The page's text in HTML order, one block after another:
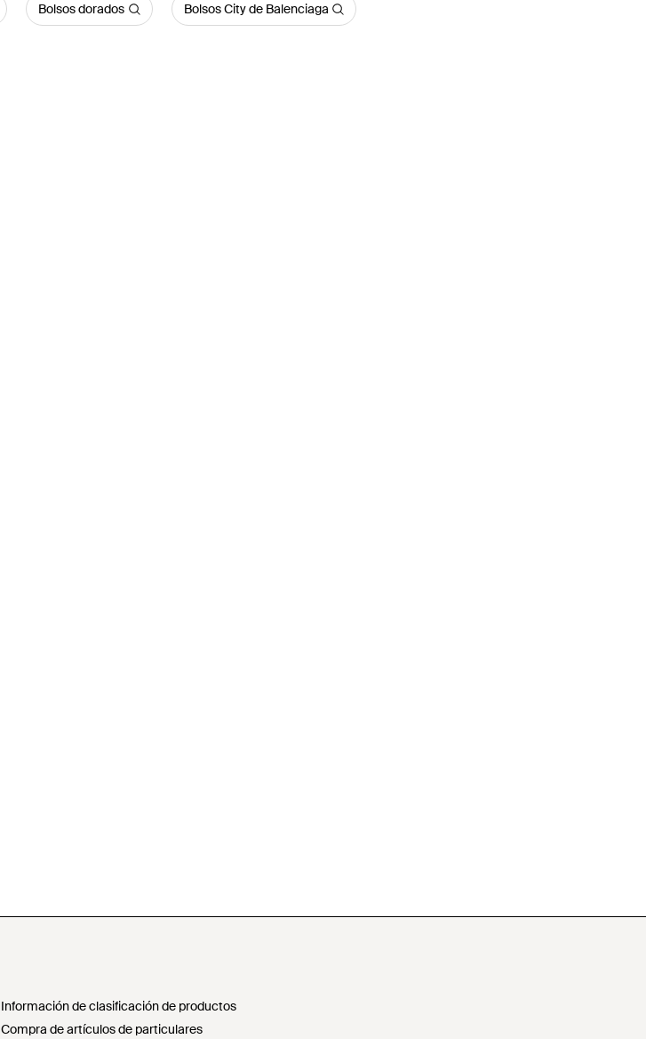
Bolsos dorados Bolsos City de Balenciaga
Información de clasificación de productos
Compra de artículos de particulares